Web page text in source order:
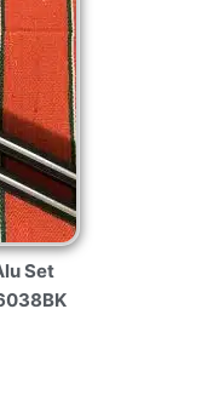
Set